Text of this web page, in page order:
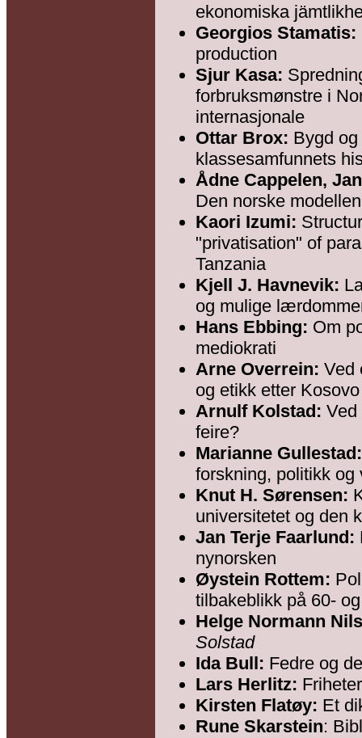
ekonomiska
Georgios Stamatis:
production
Sjur Kasa:
forbruksmønstre i
internasjonale
Ottar Brox: Bygd
klassesamfunnets
Ådne Cappelen,
Den norske
Kaori Izumi:
"privatisation" of
Tanzania
Kjell J. Havnevik:
og mulige
Hans Ebbing: Om
mediokrati
Arne Overrein: Ved
og etikk etter Kosovo
Arnulf Kolstad: Ved
feire?
Marianne Gullestad:
forskning, politikk og
Knut H. Sørensen:
universitetet og den
Jan Terje Faarlund:
nynorsken
Øystein Rottem:
tilbakeblikk på 60-
Helge Normann
Solstad
Ida Bull: Fedre og
Lars Herlitz:
Kirsten Flatøy: Et
Rune Skarstein: